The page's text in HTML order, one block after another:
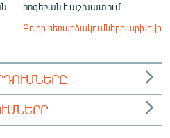
հոգեբան է աշխատում
Բոլոր հեռարձակումների արխիվը